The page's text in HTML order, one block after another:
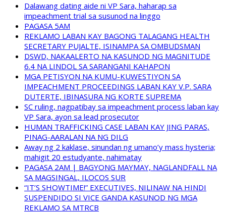
Dalawang dating aide ni VP Sara, haharap sa
impeachment trial sa susunod na linggo
PAGASA 5AM
REKLAMO LABAN KAY BAGONG TALAGANG HEALTH
SECRETARY PUJALTE, ISINAMPA SA OMBUDSMAN
DSWD, NAKAALERTO NA KASUNOD NG MAGNITUDE
6.4 NA LINDOL SA SARANGANI KAHAPON
MGA PETISYON NA KUMU-KUWESTIYON SA
IMPEACHMENT PROCEEDINGS LABAN KAY V.P. SARA
DUTERTE, IBINASURA NG KORTE SUPREMA
SC ruling, nagpatibay sa impeachment process laban kay
VP Sara, ayon sa lead prosecutor
HUMAN TRAFFICKING CASE LABAN KAY JING PARAS,
PINAG-AARALAN NA NG DILG
Away ng 2 kaklase, sinundan ng umano’y mass hysteria;
mahigit 20 estudyante, nahimatay
PAGASA 2AM | BAGYONG MAYMAY, NAGLANDFALL NA
SA MAGSINGAL, ILOCOS SUR
“IT’S SHOWTIME!” EXECUTIVES, NILINAW NA HINDI
SUSPENDIDO SI VICE GANDA KASUNOD NG MGA
REKLAMO SA MTRCB